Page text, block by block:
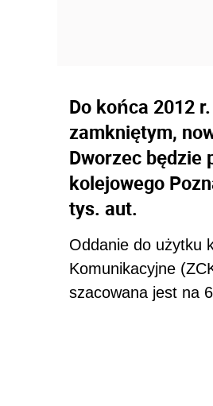
Do końca 2012
zamkniętym,
Dworzec będzie
kolejowego
tys. aut.
Oddanie do użytku
Komunikacyjne
szacowana jest na